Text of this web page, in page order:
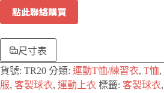
點此聯絡購買
尺寸表
貨號: TR20 分類: 運動T恤/練習衣, T恤,
服, 客製球衣, 運動上衣 標籤: 客製球衣,